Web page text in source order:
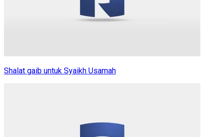
Shalat gaib untuk Syaikh Usamah